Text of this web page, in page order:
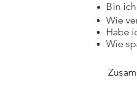
Bin ic
Wie
Habe
Wie